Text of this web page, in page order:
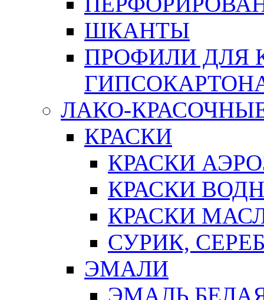
ШКАНТЫ
ПРОФИЛИ ДЛЯ
ЛАКО-
КРАСКИ
КРАСКИ
КРАСКИ
КРАСКИ
СУРИК,
ЭМАЛИ